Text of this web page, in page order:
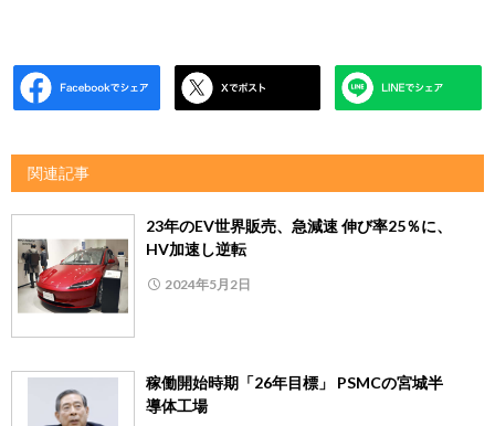
関連記事
23年のEV世界販売、急減速 伸び率25％に、
HV加速し逆転
2024年5月2日
稼働開始時期「26年目標」 PSMCの宮城半
導体工場